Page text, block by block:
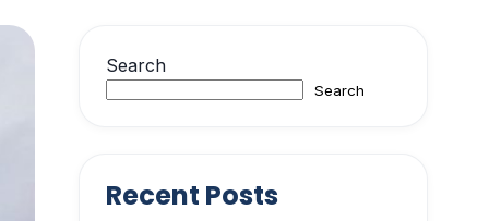
Search
Search
Recent Posts